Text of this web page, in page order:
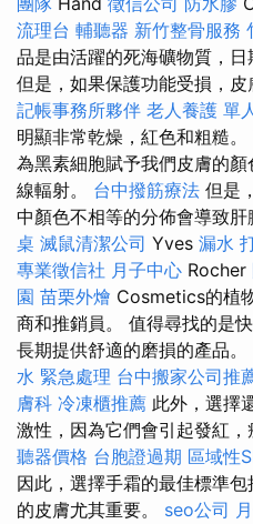
流理台 輔聽器 新竹整骨服務
品是由活躍的死海礦物質，日
但是，如果保護功能受損，皮
記帳事務所夥伴 老人養護 單
明顯非常乾燥，紅色和粗糙。
為黑素細胞賦予我們皮膚的
線輻射。 台中撥筋療法 但是
中顏色不相等的分佈會導致肝
桌 滅鼠清潔公司 Yves 漏水
專業徵信社 月子中心 Rocher
園 苗栗外燴 Cosmetics的植
商和推銷員。 值得尋找的是
長期提供舒適的磨損的產品。
水 緊急處理 台中搬家公司推
膚科 冷凍櫃推薦 此外，選擇
激性，因為它們會引起發紅，
聽器價格 台胞證過期 區域性
因此，選擇手霜的最佳標準
的皮膚尤其重要。 seo公司